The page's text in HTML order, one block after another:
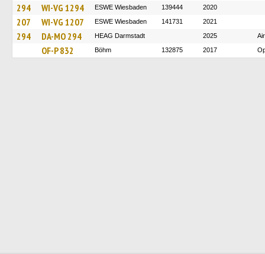
294 WI-VG 1294 ESWE Wiesbaden 139444 2020
207 WI-VG 1207 ESWE Wiesbaden 141731 2021
294 DA-MO 294 HEAG Darmstadt 2025
OF-P 832 Böhm 132875 2017